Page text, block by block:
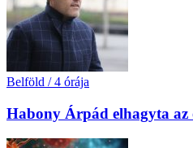
Belföld / 4 órája
Habony Árpád elhagyta az